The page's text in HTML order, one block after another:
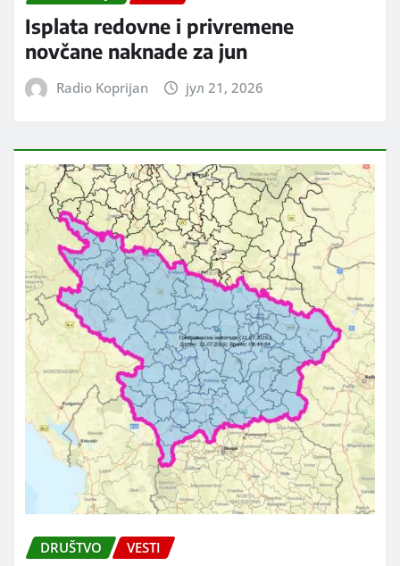
Isplata redovne i privremene
novčane naknade za jun
Radio Koprijan јул 21, 2026
DRUŠTVO VESTI